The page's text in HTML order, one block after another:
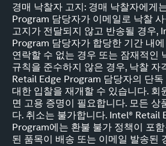
경매 낙찰자 고지: 경매 낙찰자에게
Program 담당자가 이메일로 낙찰
고지가 전달되지 않고 반송될 경우,
Program 담당자가 합당한 기간 내
연락할 수 없는 경우 또는 잠재적인
규칙을 준수하지 않은 경우, 낙찰 자
Retail Edge Program 담당자의 단
대한 입찰을 재개할 수 있습니다. 회
면 고용 증명이 필요합니다. 모든 상
다. 취소는 불가합니다. Intel® Retail
Program에는 환불 불가 정책이 포
된 품목이 배송 또는 이메일 발송된